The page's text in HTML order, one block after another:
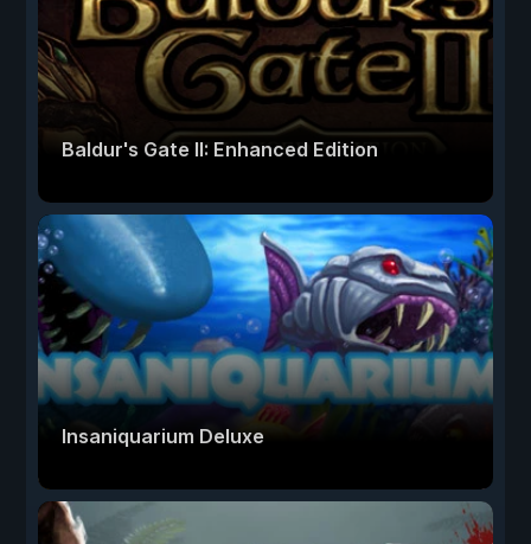
Baldur's Gate II: Enhanced Edition
Insaniquarium Deluxe